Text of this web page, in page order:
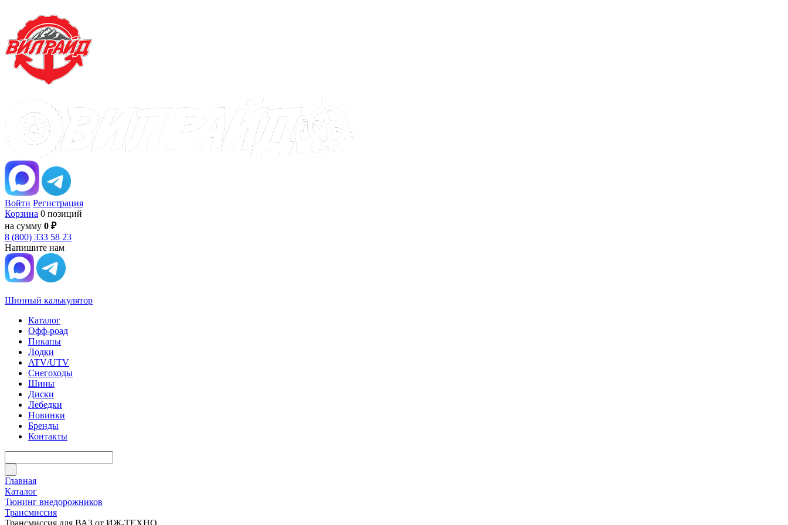
Войти Регистрация
Корзина 0 позиций
на сумму 0 ₽
8 (800) 333 58 23
Напишите нам
Шинный калькулятор
Каталог
Офф-роад
Пикапы
Лодки
ATV/UTV
Снегоходы
Шины
Диски
Лебедки
Новинки
Бренды
Контакты
Главная
Каталог
Тюнинг внедорожников
Трансмиссия
Трансмиссия для ВАЗ от ИЖ-ТЕХНО